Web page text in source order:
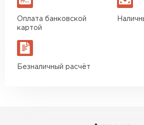
Оплата банковской
картой
Безналичный расчёт